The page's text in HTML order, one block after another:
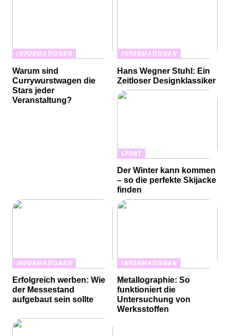
INFORMATIONEN
Warum sind
Currywurstwagen die
Stars jeder
Veranstaltung?
INFORMATIONEN
Hans Wegner Stuhl: Ein
Zeitloser Designklassiker
SPORT
Der Winter kann kommen
– so die perfekte Skijacke
finden
INFORMATIONEN
Erfolgreich werben: Wie
der Messestand
aufgebaut sein sollte
INFORMATIONEN
Metallographie: So
funktioniert die
Untersuchung von
Werksstoffen